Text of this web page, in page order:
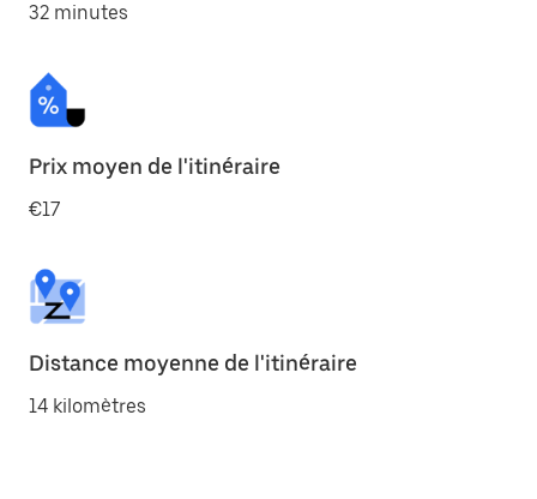
32 minutes
Prix moyen de l'itinéraire
€17
Distance moyenne de l'itinéraire
14 kilomètres